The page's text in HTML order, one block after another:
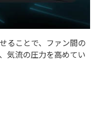
ることで、ファン間の
気流の圧力を高めてい